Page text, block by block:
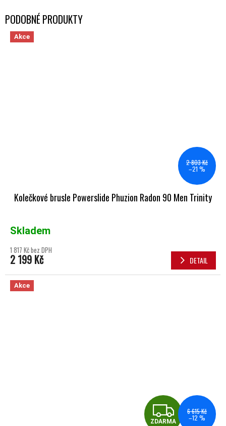
Akce
2 803 Kč
–21 %
Kolečkové brusle Powerslide Phuzion Radon 90 Men Trinity
Skladem
1 817 Kč bez DPH
2 199 Kč DETAIL
Akce
ZDARMA
6 615 Kč
–12 %